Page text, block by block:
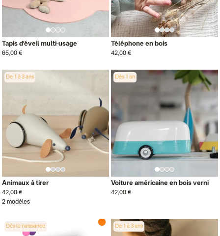
Tapis d’éveil multi-usage
65,00 €
Téléphone en bois
42,00 €
De 1 à 3 ans
Animaux à tirer
42,00 €
2 modèles
Dès 1 an
Voiture américaine en bois verni
42,00 €
Dès la naissance De 1 à 3 ans